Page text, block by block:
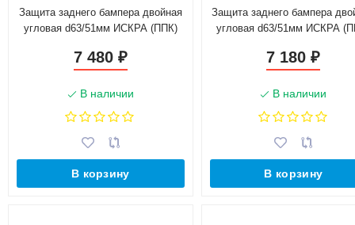
Защита заднего бампера двойная
угловая d63/51мм ИСКРА (ППК)
7 480 ₽
В наличии
В корзину
Защита заднего бампера
угловая d63/51мм ИСКРА
7 180₽
В наличии
В корзину